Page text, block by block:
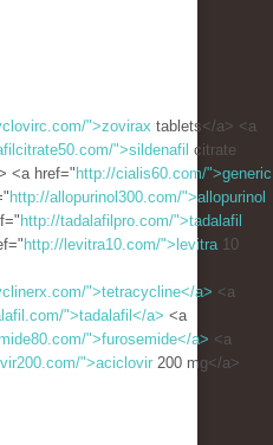
">zovirax tablets</a> <a
">sildenafil citrate
<a href=" http://cialis60.com/">generic
http://allopurinol300.com/">allopurinol
http://tadalafilpro.com/">tadalafil
http://levitra10.com/">levitra10
">tetracycline</a> <a
">tadalafil</a> <a
">furosemide</a> <a
">aciclovir 200 mg</a>